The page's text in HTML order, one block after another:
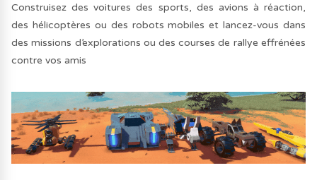
Construisez des voitures des sports, des avions à réaction,
des hélicoptères ou des robots mobiles et lancez-vous dans
des missions d’explorations ou des courses de rallye effrénées
contre vos amis